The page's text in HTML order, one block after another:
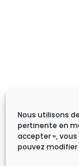
Nous utilisons
pertinente en
accepter »,
pouvez modifier